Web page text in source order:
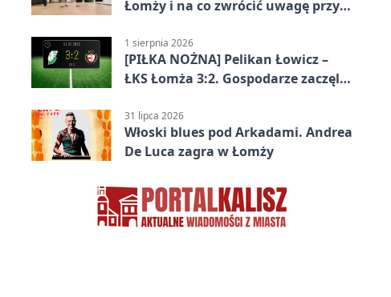
Łomży i na co zwrócić uwagę przy
1 sierpnia 2026
[PIŁKA NOŻNA] Pelikan Łowicz –
ŁKS Łomża 3:2. Gospodarze zaczęli
Liga Grupa 1 (Grupa I)
31 lipca 2026
Włoski blues pod Arkadami. Andrea
De Luca zagra w Łomży